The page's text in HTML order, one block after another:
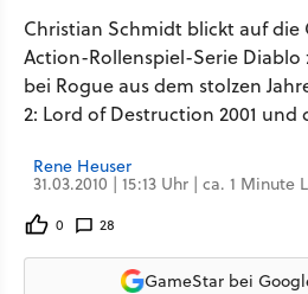
Christian Schmidt blickt auf die
Action-Rollenspiel-Serie Diablo
bei Rogue aus dem stolzen
2: Lord of Destruction 2001 und
Rene Heuser
31.03.2010 | 15:13 Uhr | ca. 1 Minute
0 28
GameStar bei